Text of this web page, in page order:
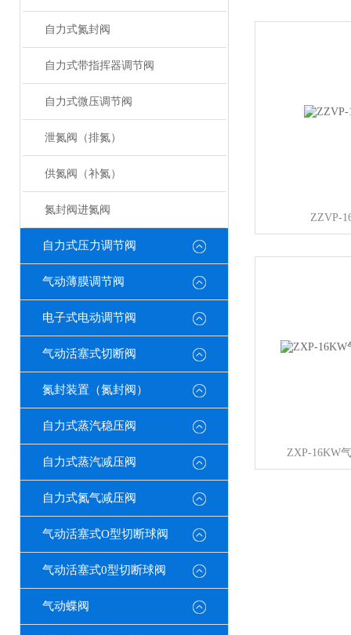
自力式氮封阀
自力式带指挥器调节阀
自力式微压调节阀
泄氮阀（排氮）
供氮阀（补氮）
氮封阀进氮阀
自力式压力调节阀
气动薄膜调节阀
电子式电动调节阀
气动活塞式切断阀
氮封装置（氮封阀）
自力式蒸汽稳压阀
自力式蒸汽减压阀
自力式氮气减压阀
气动活塞式O型切断球阀
气动活塞式0型切断球阀
气动蝶阀
ZZVP-
ZXP-16KW